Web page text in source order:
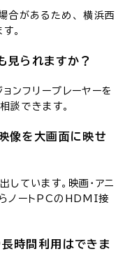
合があるため、 横浜西
。
見られますか？
ンフリープレーヤーを
談できます。
像を大画面に映せ
ています。映画・アニ
ノートPCのHDMI接
時間利用はできま